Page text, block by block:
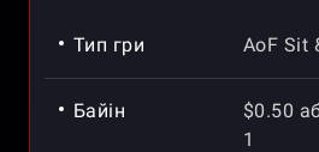
Тип гри AoF Sit
Байін
$0.50
1